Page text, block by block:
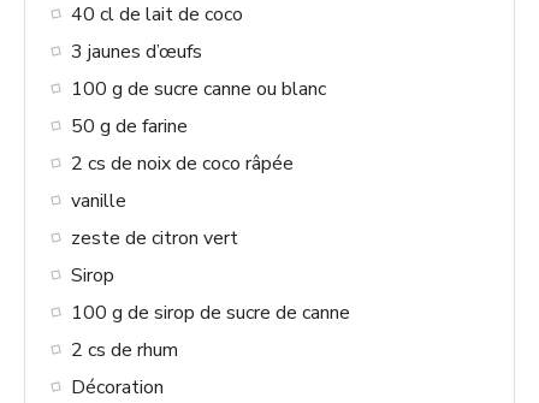
40 cl de lait de coco
3 jaunes d’œufs
100 g de sucre canne ou blanc
50 g de farine
2 cs de noix de coco râpée
vanille
zeste de citron vert
Sirop
100 g de sirop de sucre de canne
2 cs de rhum
Décoration